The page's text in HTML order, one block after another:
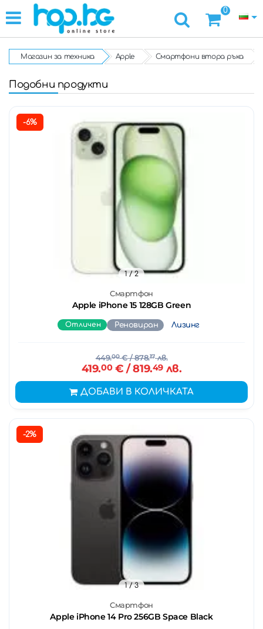
0
Магазин за техника Apple Смартфони втора ръка
Подобни продукти
-6%
Смартфон
Apple iPhone 15 128GB Green
1/ 2
Отличен Реновиран Лизинг
449.00€/ 878.17лв.
419.00€ / 819.49лв.
ДОБАВИ В КОЛИЧКАТА
-2%
Смартфон
Apple iPhone 14 Pro 256GB Space Black
1/ 3